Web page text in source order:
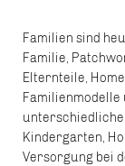
Familien sind
Familie,
Elternteile,
Kindergarten,
Versorgung bei